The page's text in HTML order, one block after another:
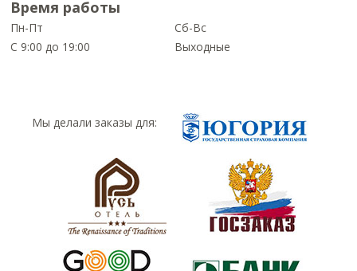
Время работы
Пн-Пт
С 9:00 до 19:00
Сб-Вс
Выходные
Мы делали заказы для: